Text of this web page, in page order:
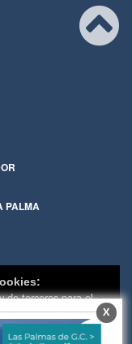
PALMA
X
de terceros para el
consultar la lista
Ver nuestra